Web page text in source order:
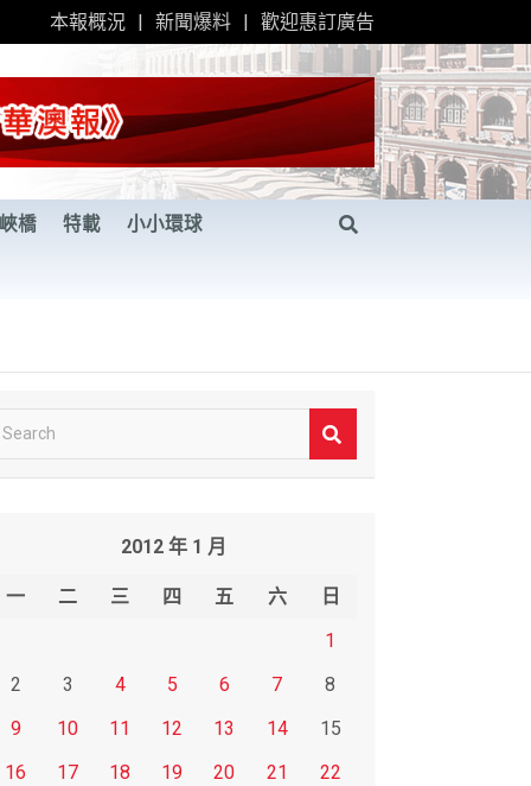
本報概況 新聞爆料 歡迎惠訂廣告
橋 特載 小小環球
2012 年 1 月
一 二 三 四 五 六
日
1
2
3 4 5 6 7
8
9
10 11 12 13 14
15
16
17 18 19 20 21
22